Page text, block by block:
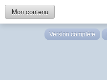
Mon contenu
Version complète